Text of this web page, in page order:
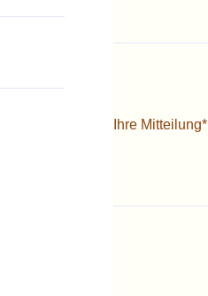
Ihre Mitteilung*